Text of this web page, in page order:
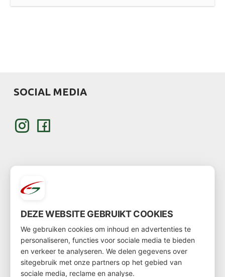
SOCIAL MEDIA
KLANT WORDEN
Wil je klant worden?
Ga dan viadeze linknaar het klantenformulier
DEZE WEBSITE GEBRUIKT COOKIES
We gebruiken cookies om inhoud en advertenties te
personaliseren, functies voor sociale media te bieden
en verkeer te analyseren. We delen gegevens over
sitegebruik met onze partners op het gebied van
sociale media, reclame en analyse.